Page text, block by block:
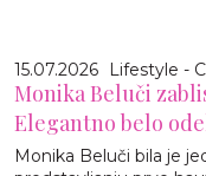
15.07.2026 Lifestyle -
Monika Beluči
Elegantno belo
Monika Beluči bila je